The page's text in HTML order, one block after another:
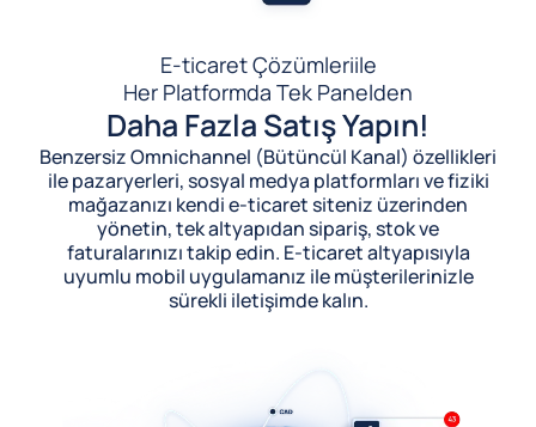
E-ticaret Çözümleriile
Her Platformda Tek Panelden
Daha Fazla Satış Yapın!
Benzersiz Omnichannel (Bütüncül Kanal) özellikleri
ile pazaryerleri, sosyal medya platformları ve fiziki
mağazanızı kendi e-ticaret siteniz üzerinden
yönetin, tek altyapıdan sipariş, stok ve
faturalarınızı takip edin. E-ticaret altyapısıyla
uyumlu mobil uygulamanız ile müşterilerinizle
sürekli iletişimde kalın.